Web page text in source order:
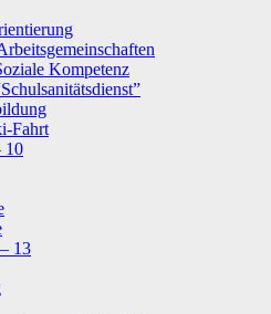
Kompetenz
Fahrt
10
13